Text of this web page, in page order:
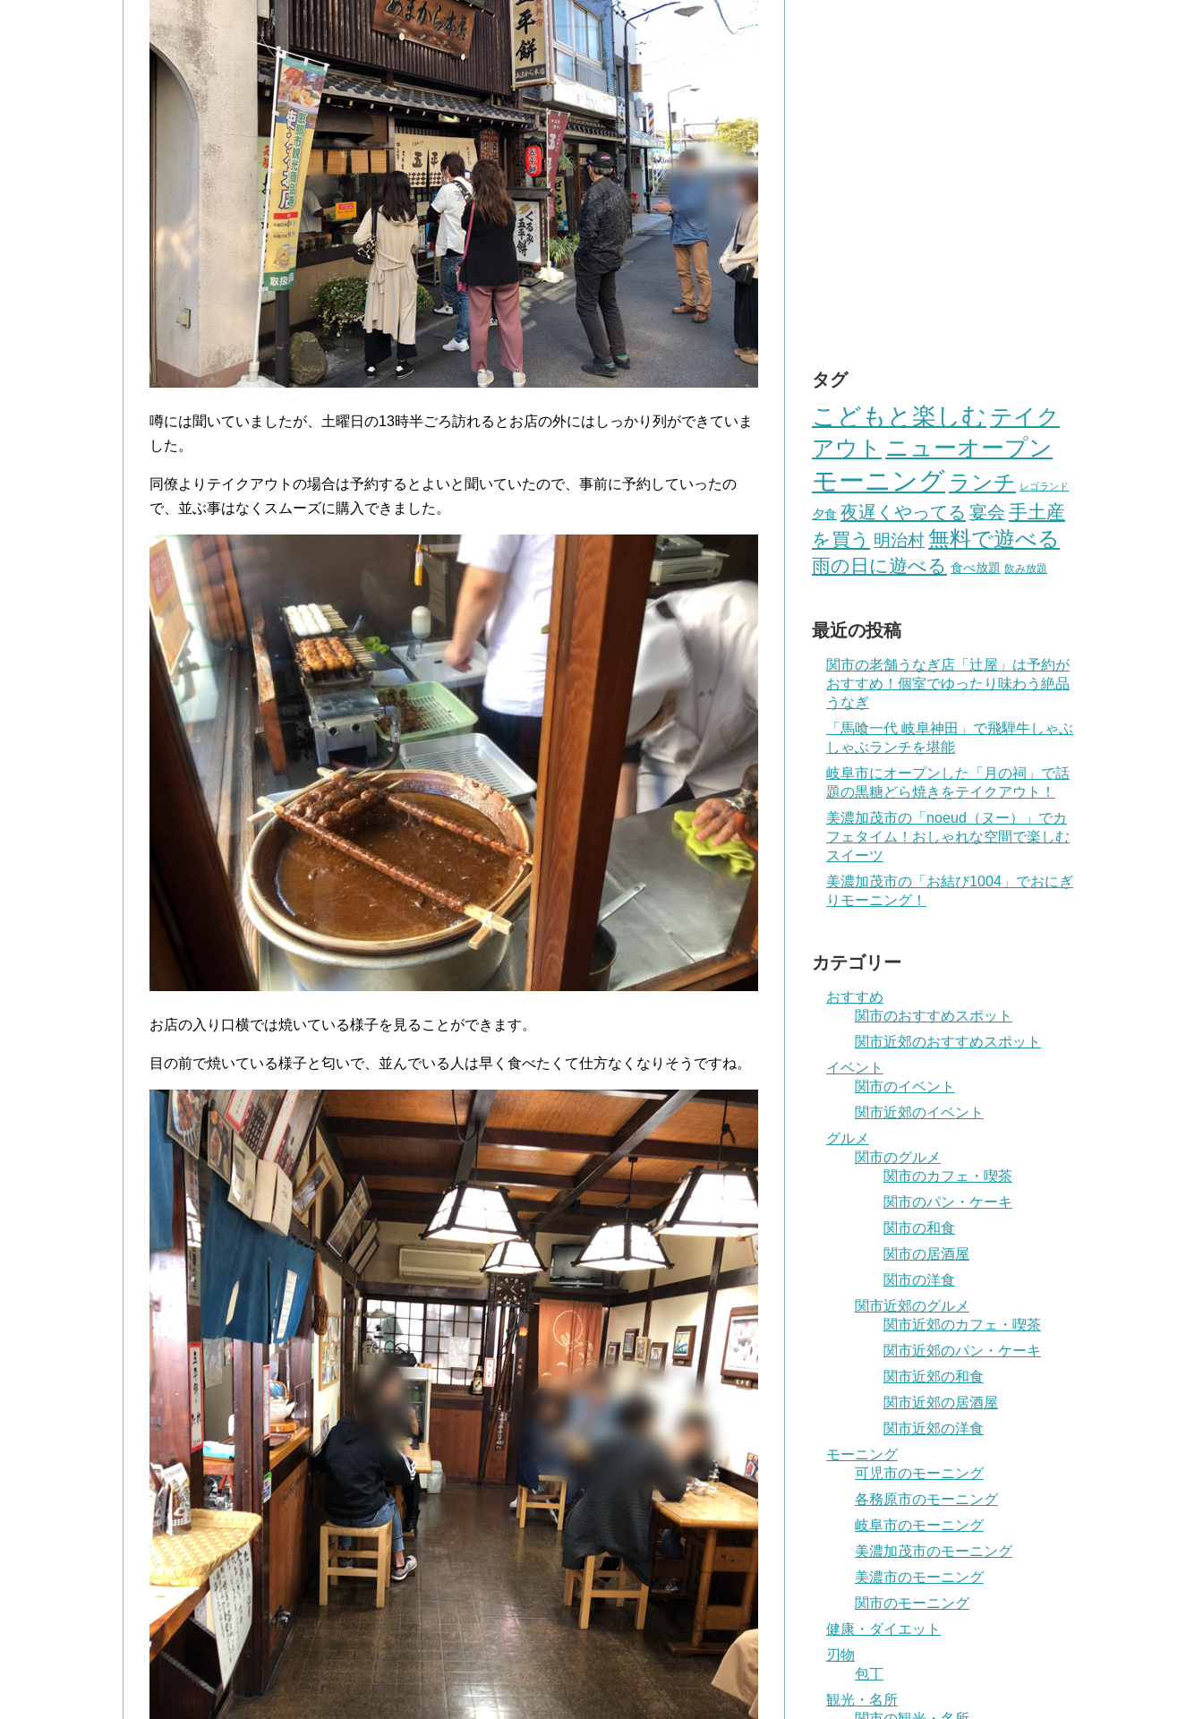
噂には聞いていましたが、土曜日の13時半ごろ訪れるとお店の外にはしっかり列ができていま
した。
同僚よりテイクアウトの場合は予約するとよいと聞いていたので、事前に予約していったの
で、並ぶ事はなくスムーズに購入できました。
お店の入り口横では焼いている様子を見ることができます。
目の前で焼いている様子と匂いで、並んでいる人は早く食べたくて仕方なくなりそうですね。
タグ
こどもと楽しむ テイク
アウト ニューオープン
モーニング ランチ レゴランド
夕食 夜遅くやってる 宴会 手土産
を買う 明治村無料で遊べる
雨の日に遊べる 食べ放題 飲み放題
最近の投稿
関市の老舗うなぎ店「辻屋」は予約が
おすすめ！個室でゆったり味わう絶品
うなぎ
「馬喰一代 岐阜神田」で飛騨牛しゃぶ
しゃぶランチを堪能
岐阜市にオープンした「月の祠」で話
題の黒糖どら焼きをテイクアウト！
美濃加茂市の「noeud（ヌー）」でカ
フェタイム！おしゃれな空間で楽しむ
スイーツ
美濃加茂市の「お結び1004」でおにぎ
りモーニング！
カテゴリー
おすすめ
関市のおすすめスポット
関市近郊のおすすめスポット
イベント
関市のイベント
関市近郊のイベント
グルメ
関市のグルメ
関市のカフェ・喫茶
関市のパン・ケーキ
関市の和食
関市の居酒屋
関市の洋食
関市近郊のグルメ
関市近郊のカフェ・喫茶
関市近郊のパン・ケーキ
関市近郊の和食
関市近郊の居酒屋
関市近郊の洋食
モーニング
可児市のモーニング
各務原市のモーニング
岐阜市のモーニング
美濃加茂市のモーニング
美濃市のモーニング
関市のモーニング
健康・ダイエット
刃物
包丁
観光・名所